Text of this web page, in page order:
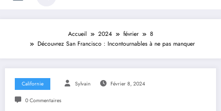
Accueil 2024 février
8
Découvrez San Francisco : Incontournables à ne pas manquer
Californie Sylvain Février 8, 2024
0 Commentaires